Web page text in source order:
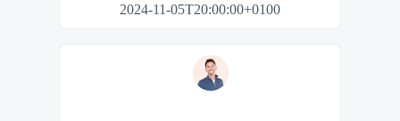
2024-11-05T20:00:00+0100